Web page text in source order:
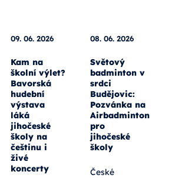
09. 06. 2026
Kam na
školní výlet?
Bavorská
hudební
výstava
láká
jihočeské
školy na
češtinu i
živé
koncerty
08. 06. 2026
Světový
badminton v
srdci
Budějovic:
Pozvánka na
Airbadminton
pro
jihočeské
školy
České